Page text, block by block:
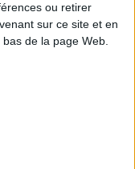
ou retirer
sur ce site et en
de la page Web.
IN STYLE